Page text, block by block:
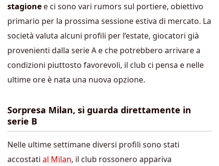
stagione e ci sono vari rumors sul portiere, obiettivo
primario per la prossima sessione estiva di mercato. La
società valuta alcuni profili per l’estate, giocatori già
provenienti dalla serie A e che potrebbero arrivare a
condizioni piuttosto favorevoli, il club ci pensa e nelle
ultime ore è nata una nuova opzione.
Sorpresa Milan, si guarda direttamente in
serie B
Nelle ultime settimane diversi profili sono stati
accostati al Milan, il club rossonero appariva